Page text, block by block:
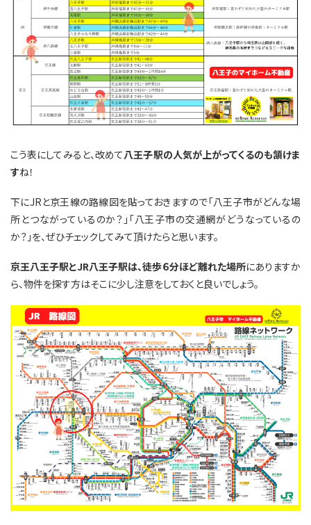
こう表にしてみると、改めて八王子駅の人気が上がってくるのも頷けま
すね！
下にJRと京王線の路線図を貼っておきますので「八王子市がどんな場
所とつながっているのか？」「八王子市の交通網がどうなっているの
か？」を、ぜひチェックしてみて頂けたらと思います。
京王八王子駅とJR八王子駅は、徒歩６分ほど離れた場所にありますか
ら、物件を探す方はそこに少し注意をしておくと良いでしょう。